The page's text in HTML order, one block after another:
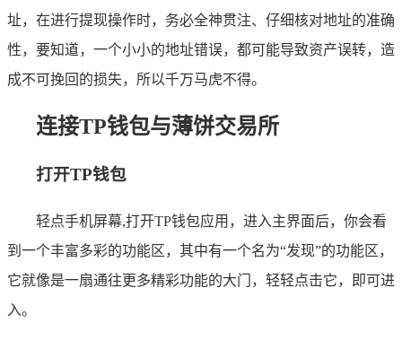
址，在进行提现操作时，务必全神贯注、仔细核对地址的准确
性，要知道，一个小小的地址错误，都可能导致资产误转，造
成不可挽回的损失，所以千万马虎不得。
连接TP钱包与薄饼交易所
打开TP钱包
轻点手机屏幕,打开TP钱包应用，进入主界面后，你会看
到一个丰富多彩的功能区，其中有一个名为“发现”的功能区，
它就像是一扇通往更多精彩功能的大门，轻轻点击它，即可进
入。